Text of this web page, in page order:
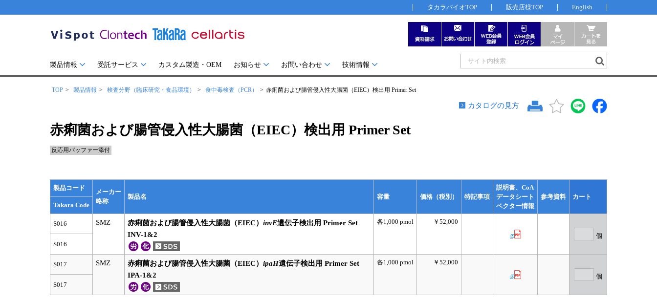
タカラバイオTOP 販売店様TOP English
製品情報 受託サービス カスタム製造・OEM お知らせ お問い合わせ 技術情報
TOP 製品情報 検査分野（臨床研究・食品環境） 食中毒検査（PCR） 赤痢菌および腸管侵入性大腸菌（EIEC）検出用 Primer Set
カタログの見方
赤痢菌および腸管侵入性大腸菌（EIEC）検出用 Primer Set
反応用バッファー添付
製品コード
メーカー
略称
製品名 容量 価格（税別） 特記事項
説明書、CoA
データシート
ベクター情報
参考資料
カート
Takara Code
S016 SMZ 赤痢菌および腸管侵入性大腸菌（EIEC） invE遺伝子検出用 Primer Set
INV-1&2
各1,000 pmol
￥52,000
個
S016
S017 SMZ 赤痢菌および腸管侵入性大腸菌（EIEC） ipaH遺伝子検出用 Primer Set
IPA-1&2
各1,000 pmol
￥52,000
個
S017